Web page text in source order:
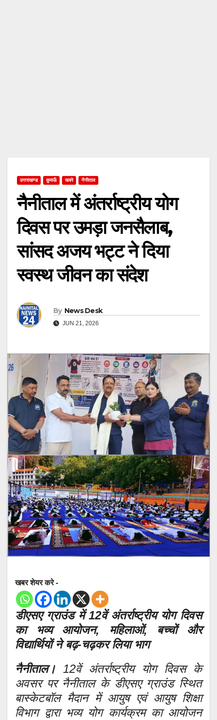
उत्तराखण्ड कुमाऊँ खबरे नैनीताल
नैनीताल में अंतर्राष्ट्रीय योग
दिवस पर उमड़ा जनसैलाब,
सांसद अजय भट्ट ने दिया
स्वस्थ जीवन का संदेश
By News Desk
JUN 21, 2026
खबर शेयर करे -
डीएसए ग्राउंड में 12वें अंतर्राष्ट्रीय योग दिवस
का भव्य आयोजन, महिलाओं, बच्चों और
विद्यार्थियों ने बढ़-चढ़कर लिया भाग
नैनीताल। 12वें अंतर्राष्ट्रीय योग दिवस के
अवसर पर नैनीताल के डीएसए ग्राउंड स्थित
बास्केटबॉल मैदान में आयुष एवं आयुष शिक्षा
विभाग द्वारा भव्य योग कार्यक्रम का आयोजन